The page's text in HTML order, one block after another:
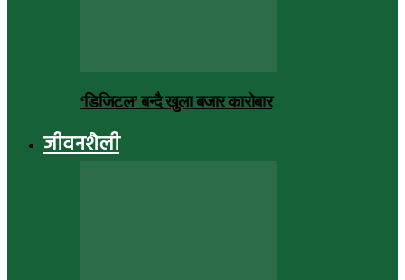
‘डिजिटल’ बन्दै खुला बजार कारोबार
जीवनशैली